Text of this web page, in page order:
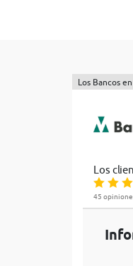
Los Bancos
Los
45